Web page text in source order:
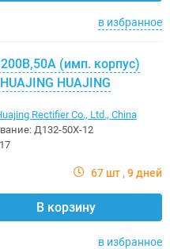
в избранное
(имп. корпус)
HUAJING
Rectifier Co., Ltd., China
Д132-50Х-12
67 шт 9 дней
В корзину
в избранное